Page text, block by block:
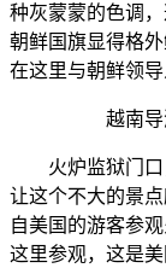
种灰蒙蒙的色调
朝鲜国旗显得格
在这里与朝鲜领
越南导游
火炉监狱门口
让这个不大的景
自美国的游客参
这里参观，这是